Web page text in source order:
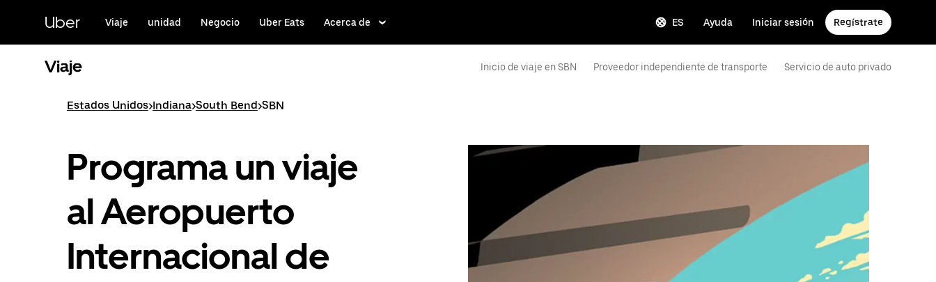
contenido
principal
Uber Viaje unidad Negocio Uber Eats Acerca de ES Ayuda Iniciar sesión Regístrate
Viaje Inicio de viaje en SBN Proveedor independiente de transporte Servicio de auto privado
Estados Unidos>Indiana>South Bend>SBN
Programa un viaje
al Aeropuerto
Internacional de